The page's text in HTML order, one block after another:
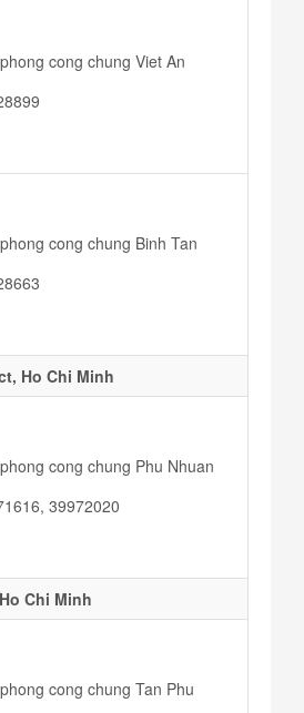
cong chung Viet An
cong chung Binh Tan
Ho Chi Minh
cong chung Phu Nhuan
39972020
Chi Minh
cong chung Tan Phu